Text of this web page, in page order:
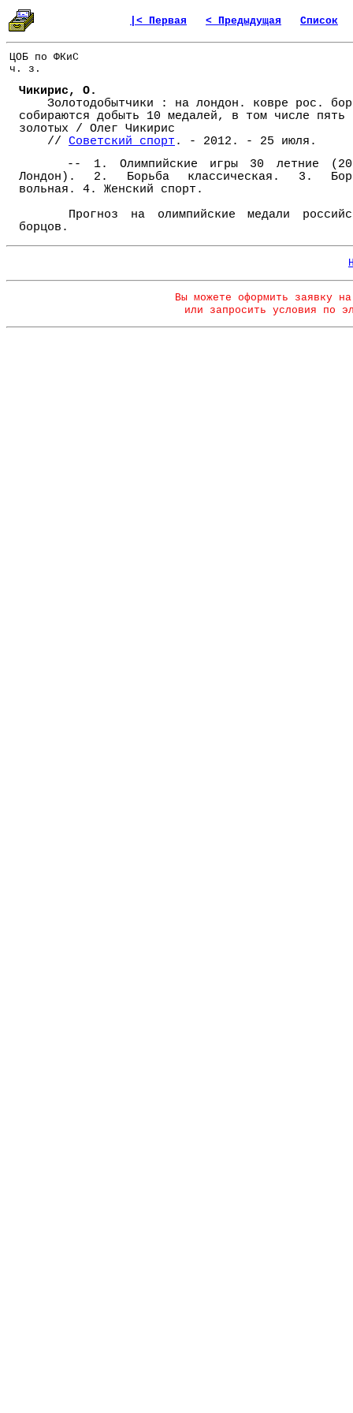
|< Первая < Предыдущая Список
ЦОБ по ФКиС
ч. з.
Чикирис, О.
Золотодобытчики : на лондон. ковре рос.
собираются добыть 10 медалей, в том числе пять
золотых / Олег Чикирис
// Советский спорт . - 2012. - 25 июля.
-- 1. Олимпийские игры 30 летние
Лондон). 2. Борьба классическая. 3.
вольная. 4. Женский спорт.
Прогноз на олимпийские медали
борцов.
Вы можете оформить заявку
или запросить условия по